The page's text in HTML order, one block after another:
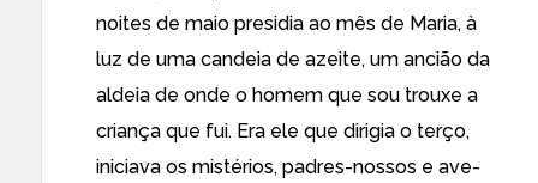
noites de maio presidia ao mês de Maria, à
luz de uma candeia de azeite, um ancião da
aldeia de onde o homem que sou trouxe a
criança que fui. Era ele que dirigia o terço,
iniciava os mistérios, padres-nossos e ave-